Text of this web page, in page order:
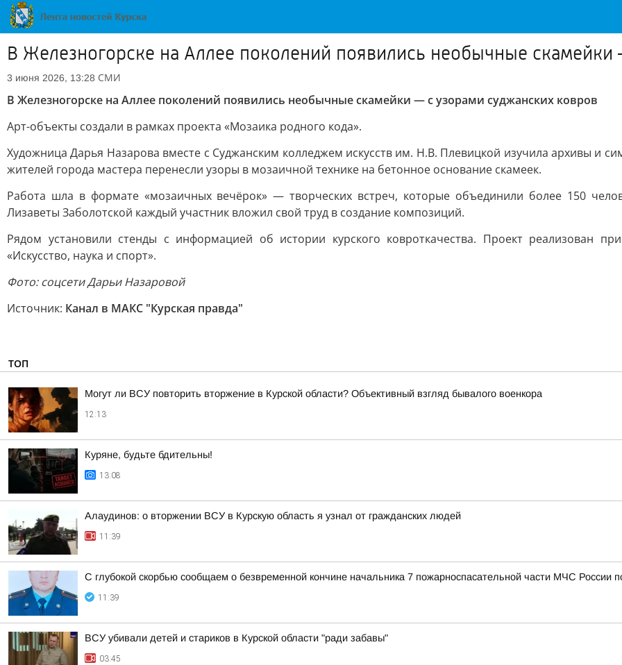
В Железногорске на Аллее поколений появились необычные
3 июня 2026, 13:28 СМИ
В Железногорске на Аллее поколений появились необычные скамейки — с узорами суджанских ковров
Арт-объекты создали в рамках проекта «Мозаика родного кода».
Художница Дарья Назарова вместе с Суджанским колледжем искусств им. Н.В. Плевицкой изучила архивы и
жителей города мастера перенесли узоры в мозаичной технике на бетонное основание скамеек.
Работа шла в формате «мозаичных вечёрок» — творческих встреч, которые объединили более 150
Лизаветы Заболотской каждый участник вложил свой труд в создание композиций.
Рядом установили стенды с информацией об истории курского ковроткачества. Проект реализован
«Искусство, наука и спорт».
Фото: соцсети Дарьи Назаровой
Источник: Канал в МАКС "Курская правда"
ТОП
Могут ли ВСУ повторить вторжение в Курской области? Объективный взгляд бывалого военкора
12:13
Куряне, будьте бдительны!
13:08
Алаудинов: о вторжении ВСУ в Курскую область я узнал от гражданских людей
11:39
С глубокой скорбью сообщаем о безвременной кончине начальника 7 пожарноспасательной части МЧС России
11:39
ВСУ убивали детей и стариков в Курской области "ради забавы"
03:45